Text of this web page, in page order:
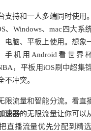
支持和一人多端同时使用。
、Windows、mac四大系
电脑、平板上使用。想象
手机用Android看世界
，平板用iOS刷中超
不冲突。
限流量和智能分流。看直
速器的无限流量让你可以
直播流量优先分配到精